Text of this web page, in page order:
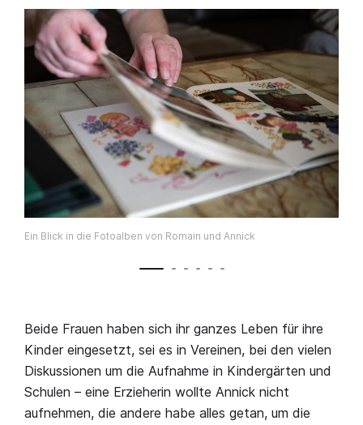
Ein Blick in die Fotoalben von Romain und Annick
Beide Frauen haben sich ihr ganzes Leben für ihre
Kinder eingesetzt, sei es in Vereinen, bei den vielen
Diskussionen um die Aufnahme in Kindergärten und
Schulen – eine Erzieherin wollte Annick nicht
aufnehmen, die andere habe alles getan, um die